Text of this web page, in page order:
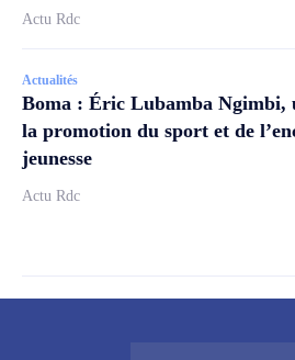
Actu Rdc
Actualités
Boma : Éric Lubamba Ngimbi,
la promotion du sport et de
jeunesse
Actu Rdc